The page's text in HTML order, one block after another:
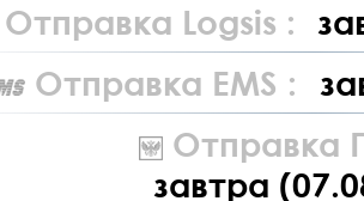
Отправка Logsis :
Отправка EMS :
Отправка
завтра